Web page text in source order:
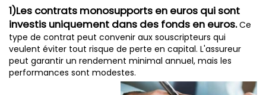
1)Les contrats monosupports en euros qui sont
investis uniquement dans des fonds en euros.Ce
type de contrat peut convenir aux souscripteurs qui
veulent éviter tout risque de perte en capital. L'assureur
peut garantir un rendement minimal annuel, mais les
performances sont modestes.